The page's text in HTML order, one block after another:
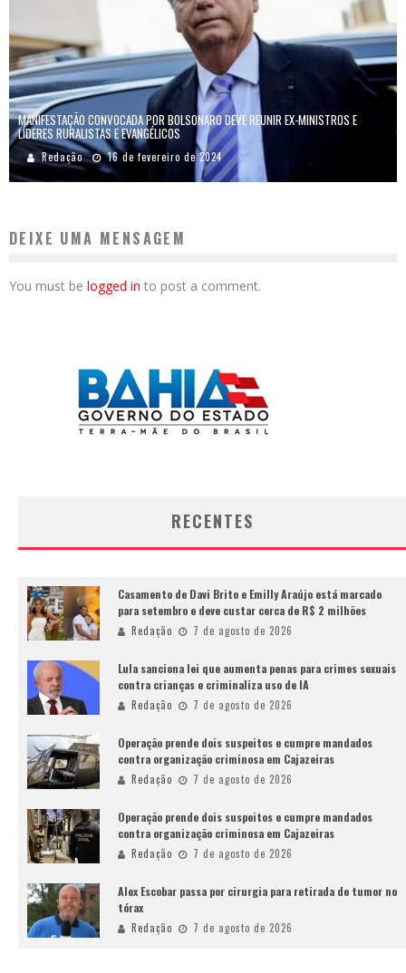
MANIFESTAÇÃO CONVOCADA POR BOLSONARO DEVE REUNIR EX-MINISTROS E
LÍDERES RURALISTAS E EVANGÉLICOS
Redação 16 de fevereiro de 2024
DEIXE UMA MENSAGEM
You must be logged in to post a comment.
RECENTES
Casamento de Davi Brito e Emilly Araújo está marcado
para setembro e deve custar cerca de R$ 2 milhões
Redação 7 de agosto de 2026
Lula sanciona lei que aumenta penas para crimes sexuais
contra crianças e criminaliza uso de IA
Redação 7 de agosto de 2026
Operação prende dois suspeitos e cumpre mandados
contra organização criminosa em Cajazeiras
Redação 7 de agosto de 2026
Operação prende dois suspeitos e cumpre mandados
contra organização criminosa em Cajazeiras
Redação 7 de agosto de 2026
Alex Escobar passa por cirurgia para retirada de tumor no
tórax
Redação 7 de agosto de 2026